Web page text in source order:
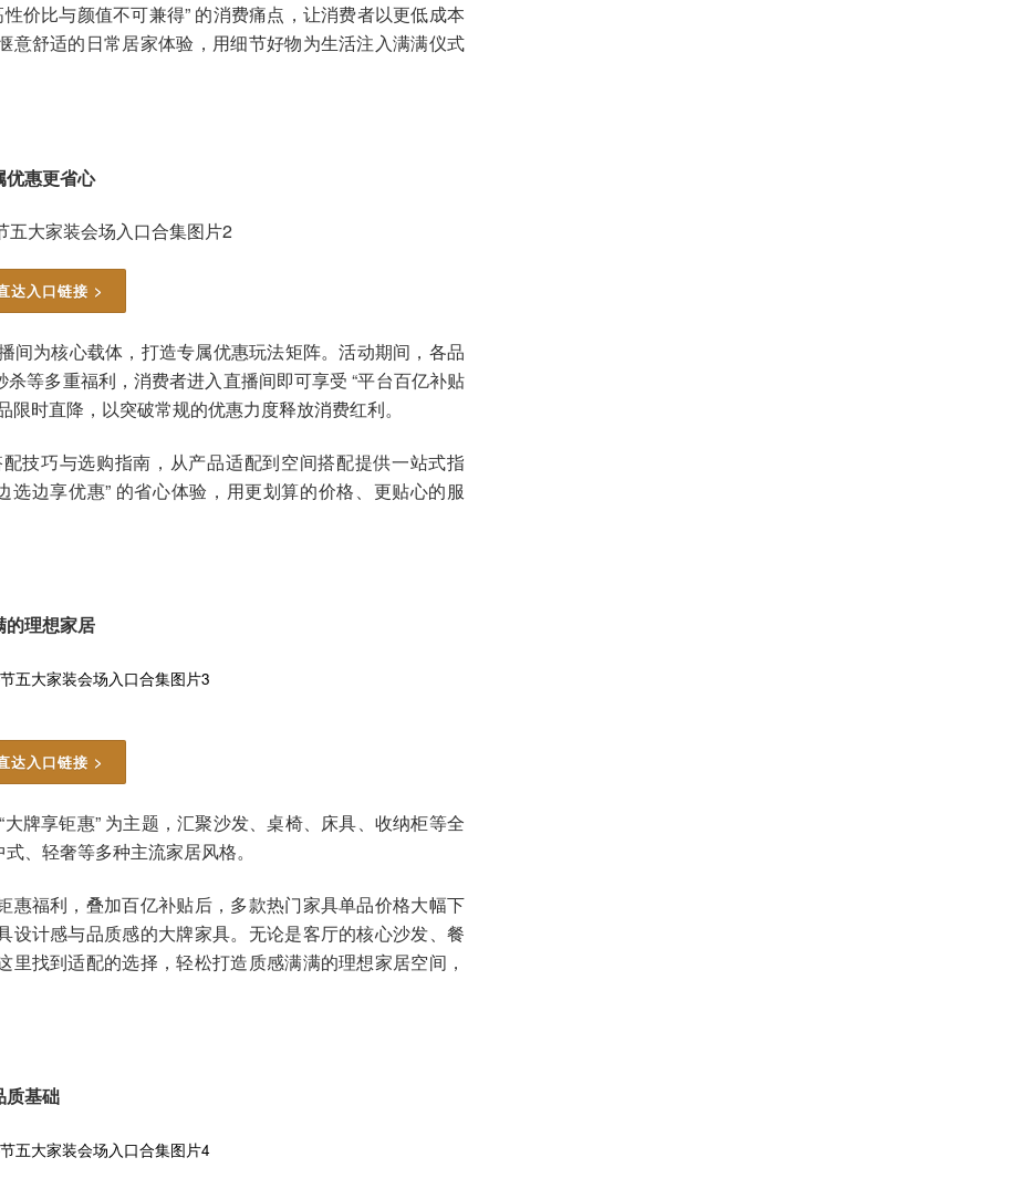
价比与颜值不可兼得” 的消费痛点，让消费者以更低成本
意舒适的日常居家体验，用细节好物为生活注入满满仪式
优惠更省心
达入口链接 >
间为核心载体，打造专属优惠玩法矩阵。活动期间，各品
等多重福利，消费者进入直播间即可享受 “平台百亿补贴
时直降，以突破常规的优惠力度释放消费红利。
技巧与选购指南，从产品适配到空间搭配提供一站式指
选边享优惠” 的省心体验，用更划算的价格、更贴心的服
的理想家居
达入口链接 >
牌享钜惠” 为主题，汇聚沙发、桌椅、床具、收纳柜等全
、轻奢等多种主流家居风格。
惠福利，叠加百亿补贴后，多款热门家具单品价格大幅下
计感与品质感的大牌家具。无论是客厅的核心沙发、餐
找到适配的选择，轻松打造质感满满的理想家居空间，
质基础